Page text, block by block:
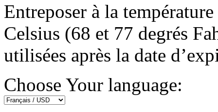
Entreposer à la
Celsius (68 et 77 degrés
utilisées après la date
Choose Your language: